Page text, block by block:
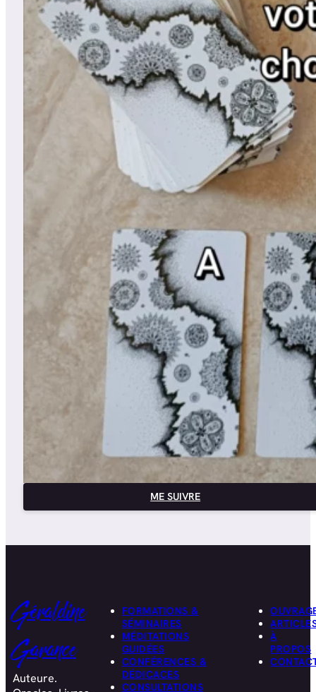
ME SUIVRE
Géraldine
Garance
Auteure.
FORMATIONS &
SÉMINAIRES
MÉDITATIONS
GUIDÉES
CONFÉRENCES &
DÉDICACES
CONSULTATIONS
À
PROPOS